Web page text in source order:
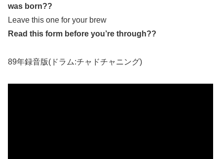
was born??
Leave this one for your brew
Read this form before you’re through??
89年録音版(ドラム:チャドチャニング)